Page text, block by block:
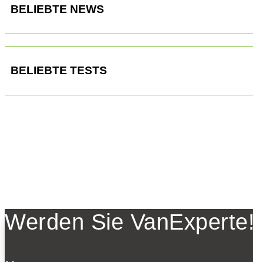
BELIEBTE NEWS
BELIEBTE TESTS
Werden Sie VanExperte!